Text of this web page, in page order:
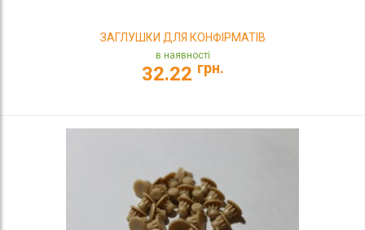
ЗАГЛУШКИ ДЛЯ КОНФІРМАТІВ
в наявності
32.22 грн.